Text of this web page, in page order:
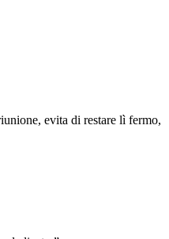
evita di restare lì fermo,